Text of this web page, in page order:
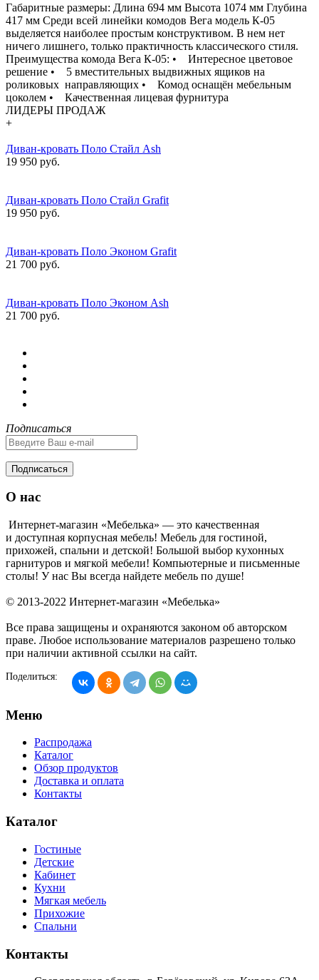
Габаритные размеры: Длина 694 мм Высота 1074 мм Глубина
417 мм Среди всей линейки комодов Вега модель К-05
выделяется наиболее простым конструктивом. В нем нет
ничего лишнего, только практичность классического стиля.
Преимущества комода Вега К-05: • Интересное цветовое
решение • 5 вместительных выдвижных ящиков на
роликовых направляющих • Комод оснащён мебельным
цоколем • Качественная лицевая фурнитура
ЛИДЕРЫ ПРОДАЖ
+
Диван-кровать Поло Стайл Ash
19 950 руб.
Диван-кровать Поло Стайл Grafit
19 950 руб.
Диван-кровать Поло Эконом Grafit
21 700 руб.
Диван-кровать Поло Эконом Ash
21 700 руб.
Подписаться
Подписаться
О нас
Интернет-магазин «Мебелька» — это качественная
и доступная корпусная мебель! Мебель для гостиной,
прихожей, спальни и детской! Большой выбор кухонных
гарнитуров и мягкой мебели! Компьютерные и письменные
столы! У нас Вы всегда найдете мебель по душе!
© 2013-2022 Интернет-магазин «Мебелька»
Все права защищены и охраняются законом об авторском
праве. Любое использование материалов разрешено только
при наличии активной ссылки на сайт.
Поделиться:
Меню
Распродажа
Каталог
Обзор продуктов
Доставка и оплата
Контакты
Каталог
Гостиные
Детские
Кабинет
Кухни
Мягкая мебель
Прихожие
Спальни
Контакты